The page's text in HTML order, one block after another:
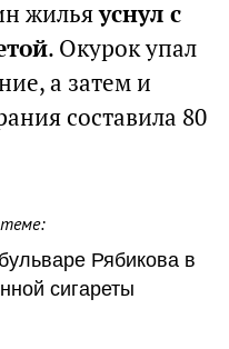
жильяуснул с
. Окурок упал
а затем и
составила 80
Рябикова в
сигареты